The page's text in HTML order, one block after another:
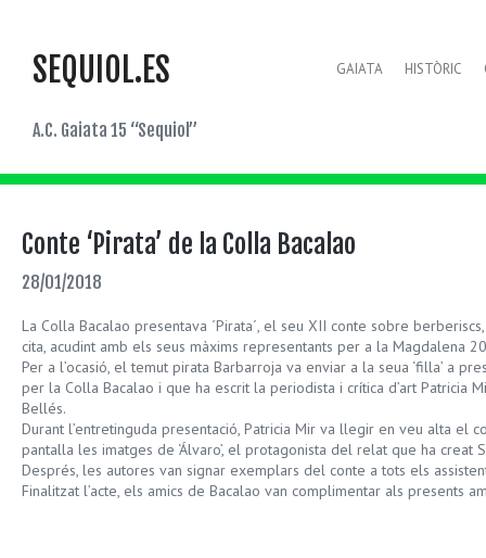
SEQUIOL.ES
A.C. Gaiata 15 “Sequiol”
GAIATA HISTÒRIC
Conte ‘Pirata’ de la Colla Bacalao
28/01/2018
La Colla Bacalao presentava ´Pirata´, el seu XII conte sobre
cita, acudint amb els seus màxims representants per a la Magdalena
Per a l’ocasió, el temut pirata Barbarroja va enviar a la seua ‘filla’ a
per la Colla Bacalao i que ha escrit la periodista i crítica d’art Patricia
Bellés.
Durant l’entretinguda presentació, Patricia Mir va llegir en veu alta el
pantalla les imatges de ‘Álvaro’, el protagonista del relat que ha creat
Després, les autores van signar exemplars del conte a tots els
Finalitzat l’acte, els amics de Bacalao van complimentar als presents